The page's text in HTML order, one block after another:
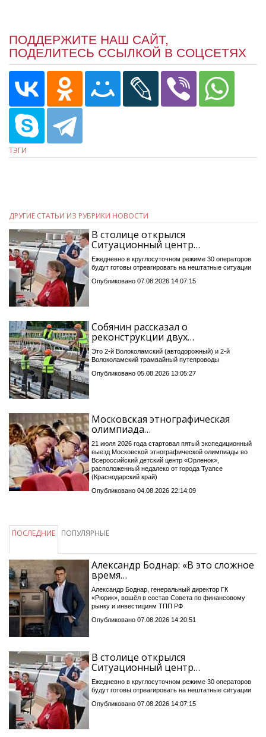
ПОДДЕРЖИТЕ НАШ САЙТ,
ПОДЕЛИТЕСЬ ССЫЛКОЙ В СОЦСЕТЯХ
ТЭГИ
ДРУГИЕ СТАТЬИ ИЗ РУБРИКИ НОВОСТИ
В столице открылся
Ситуационный центр…
Ежедневно в круглосуточном режиме 30 операторов
будут готовы отреагировать на нештатные ситуации
Опубликовано 07.08.2026 14:07:15
Собянин рассказал о
реконструкции двух…
Это 2-й Волоколамский (автодорожный) и 2-й
Волоколамский трамвайный путепроводы
Опубликовано 05.08.2026 13:05:27
Московская этнографическая
олимпиада…
21 июля 2026 года стартовал пятый экспедиционный
выезд Московской этнографической олимпиады во
Всероссийский детский центр «Орленок»,
расположенный недалеко от города Туапсе
(Краснодарский край)
Опубликовано 04.08.2026 22:14:09
ПОСЛЕДНИЕ ПОПУЛЯРНЫЕ
Александр Боднар: «В это сложное
время…
Александр Боднар, генеральный директор ГК
«Рюрик», вошёл в состав Совета по финансовому
рынку и инвестициям ТПП РФ
Опубликовано 07.08.2026 14:20:51
В столице открылся
Ситуационный центр…
Ежедневно в круглосуточном режиме 30 операторов
будут готовы отреагировать на нештатные ситуации
Опубликовано 07.08.2026 14:07:15